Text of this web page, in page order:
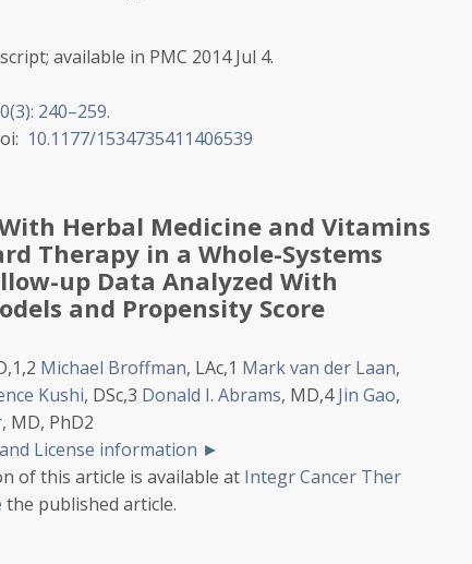
available in PMC 2014 Jul 4.
240–259.
10.1177/1534735411406539
Herbal Medicine and Vitamins
Therapy in a Whole-Systems
up Data Analyzed With
and Propensity Score
1,2 Michael Broffman, LAc,1 Mark van der Laan,
Kushi, DSc,3 Donald I. Abrams, MD,4 Jin Gao,
, MD, PhD2
License information ►
of this article is available at Integr Cancer Ther
the published article.